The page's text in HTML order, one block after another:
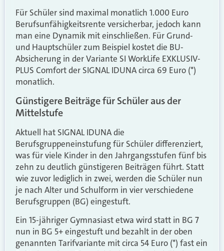
Für Schüler sind maximal monatlich 1.000 Euro
Berufsunfähigkeitsrente versicherbar, jedoch kann
man eine Dynamik mit einschließen. Für Grund-
und Hauptschüler zum Beispiel kostet die BU-
Absicherung in der Variante SI WorkLife EXKLUSIV-
PLUS Comfort der SIGNAL IDUNA circa 69 Euro (*)
monatlich.
Günstigere Beiträge für Schüler aus der
Mittelstufe
Aktuell hat SIGNAL IDUNA die
Berufsgruppeneinstufung für Schüler differenziert,
was für viele Kinder in den Jahrgangsstufen fünf bis
zehn zu deutlich günstigeren Beiträgen führt. Statt
wie zuvor lediglich in zwei, werden die Schüler nun
je nach Alter und Schulform in vier verschiedene
Berufsgruppen (BG) eingestuft.
Ein 15-jähriger Gymnasiast etwa wird statt in BG 7
nun in BG 5+ eingestuft und bezahlt in der oben
genannten Tarifvariante mit circa 54 Euro (*) fast ein